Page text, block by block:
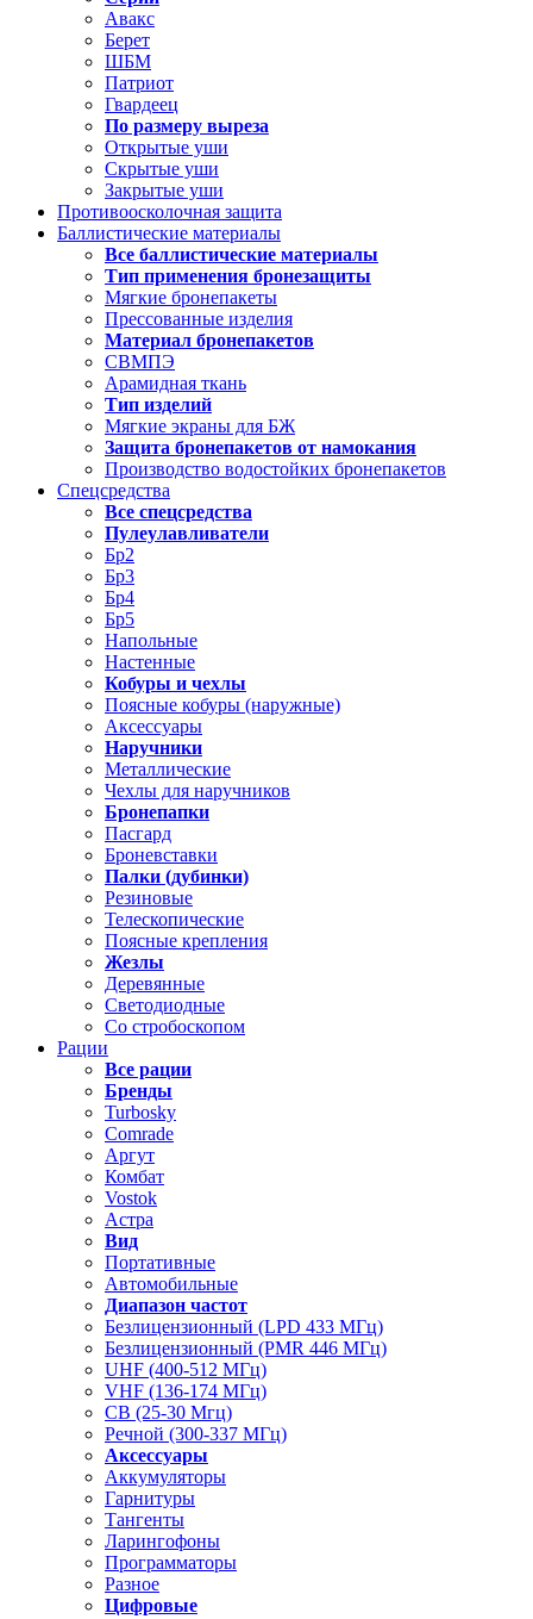
Авакс
Берет
ШБМ
Патриот
Гвардеец
По размеру выреза
Открытые уши
Скрытые уши
Закрытые уши
Противоосколочная защита
Баллистические материалы
Все баллистические материалы
Тип применения бронезащиты
Мягкие бронепакеты
Прессованные изделия
Материал бронепакетов
СВМПЭ
Арамидная ткань
Тип изделий
Мягкие экраны для БЖ
Защита бронепакетов от намокания
Производство водостойких бронепакетов
Спецсредства
Все спецсредства
Пулеулавливатели
Бр2
Бр3
Бр4
Бр5
Напольные
Настенные
Кобуры и чехлы
Поясные кобуры (наружные)
Аксессуары
Наручники
Металлические
Чехлы для наручников
Бронепапки
Пасгард
Броневставки
Палки (дубинки)
Резиновые
Телескопические
Поясные крепления
Жезлы
Деревянные
Светодиодные
Со стробоскопом
Рации
Все рации
Бренды
Turbosky
Comrade
Аргут
Комбат
Vostok
Астра
Вид
Портативные
Автомобильные
Диапазон частот
Безлицензионный (LPD 433 МГц)
Безлицензионный (PMR 446 МГц)
UHF (400-512 МГц)
VHF (136-174 МГц)
CB (25-30 Мгц)
Речной (300-337 МГц)
Аксессуары
Аккумуляторы
Гарнитуры
Тангенты
Ларингофоны
Программаторы
Разное
Цифровые